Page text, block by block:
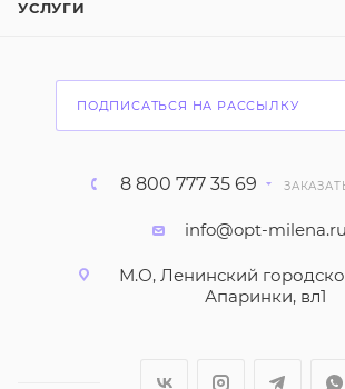
УСЛУГИ
ПОДПИСАТЬСЯ НА РАССЫЛКУ
8 800 777 35 69
info@opt-milena.ru
М.О, Ленинский
Апаринки, вл1